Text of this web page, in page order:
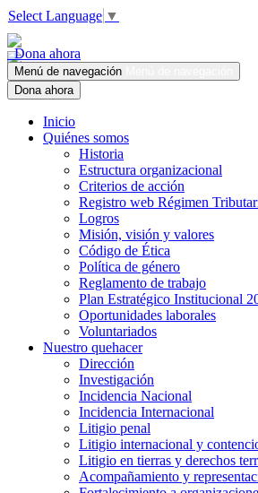
Select Language ▼
Dona ahora
Menú de navegación
Dona ahora
Inicio
Quiénes somos
Historia
Estructura organizacional
Criterios de acción
Registro web Régimen
Logros
Misión, visión y valores
Código de Ética
Política de género
Reglamento de trabajo
Plan Estratégico Institucional
Oportunidades laborales
Voluntariados
Nuestro quehacer
Dirección
Investigación
Incidencia Nacional
Incidencia Internacional
Litigio penal
Litigio internacional y
Litigio en tierras y derechos
Acompañamiento y